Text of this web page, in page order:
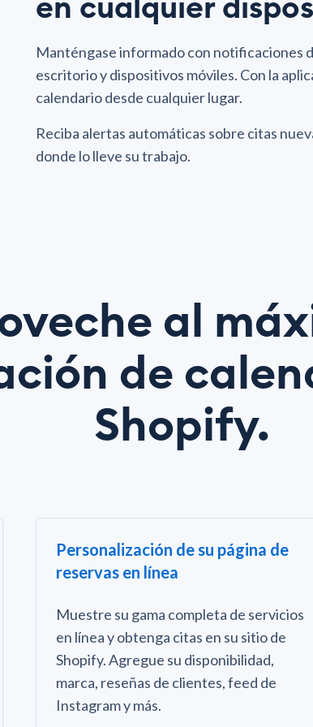
en cualquier
Manténgase informado con notificaciones
escritorio y dispositivos móviles. Con la
calendario desde cualquier lugar.
Reciba alertas automáticas sobre citas
donde lo lleve su trabajo.
al
de
Shopify.
Personalización de su página de
reservas en línea
Muestre su gama completa de servicios
en línea y obtenga citas en su sitio de
Shopify. Agregue su disponibilidad,
marca, reseñas de clientes, feed de
Instagram y más.